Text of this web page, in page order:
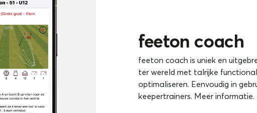
feeton coach
feeton coach is uniek en
ter wereld met talrijke
optimaliseren. Eenvoudig in
keepertrainers. Meer informatie.